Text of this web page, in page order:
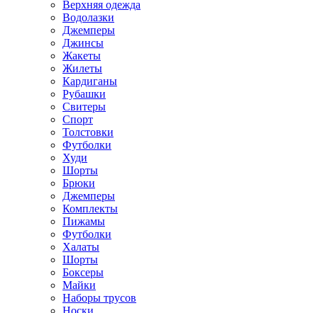
Верхняя одежда
Водолазки
Джемперы
Джинсы
Жакеты
Жилеты
Кардиганы
Рубашки
Свитеры
Спорт
Толстовки
Футболки
Худи
Шорты
Брюки
Джемперы
Комплекты
Пижамы
Футболки
Халаты
Шорты
Боксеры
Майки
Наборы трусов
Носки